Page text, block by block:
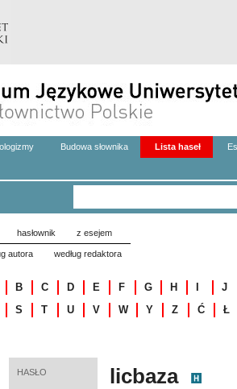
Budowa słownika Lista haseł
hasłownik z esejem
autora według redaktora
B C D E F G H J
S T U V W Y Z Ć Ł
HASŁO licbaza